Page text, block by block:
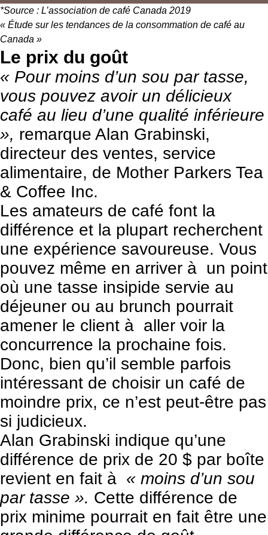
*Source : L’association de café Canada 2019
« Étude sur les tendances de la consommation de café au
Canada »
Le prix du goût
« Pour moins d’un sou par tasse,
vous pouvez avoir un délicieux
café au lieu d’une qualité inférieure
», remarque Alan Grabinski,
directeur des ventes, service
alimentaire, de Mother Parkers Tea
& Coffee Inc.
Les amateurs de café font la
différence et la plupart recherchent
une expérience savoureuse. Vous
pouvez même en arriver à un point
où une tasse insipide servie au
déjeuner ou au brunch pourrait
amener le client à aller voir la
concurrence la prochaine fois.
Donc, bien qu’il semble parfois
intéressant de choisir un café de
moindre prix, ce n’est peut-être pas
si judicieux.
Alan Grabinski indique qu’une
différence de prix de 20 $ par boîte
revient en fait à « moins d’un sou
par tasse ». Cette différence de
prix minime pourrait en fait être une